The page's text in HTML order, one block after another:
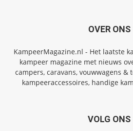
OVER ONS
KampeerMagazine.nl - Het laatste
kampeer magazine met nieuws
campers, caravans, vouwwagens &
kampeeraccessoires, handige
VOLG ONS